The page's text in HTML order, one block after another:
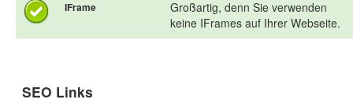
IFrame
Großartig, denn Sie verwenden
keine IFrames auf Ihrer Webseite.
SEO Links